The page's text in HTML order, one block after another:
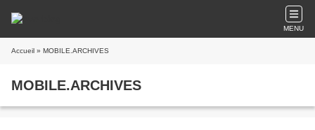
MENU
Accueil » MOBILE.ARCHIVES
MOBILE.ARCHIVES